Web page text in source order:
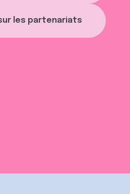
les partenariats